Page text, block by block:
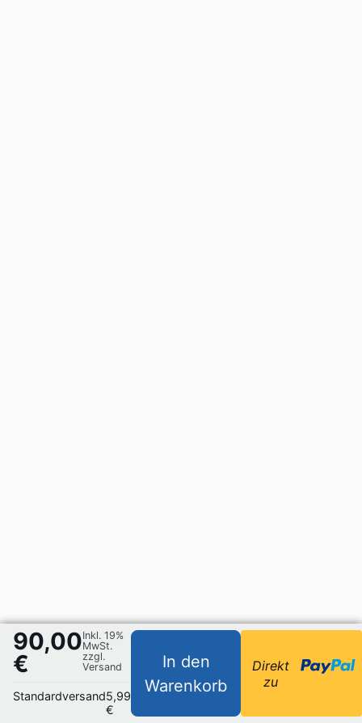
90,00
€
Inkl. 19%
MwSt.
zzgl.
Versand
Standardversand5,99
€
In den
Warenkorb
Direkt
zu